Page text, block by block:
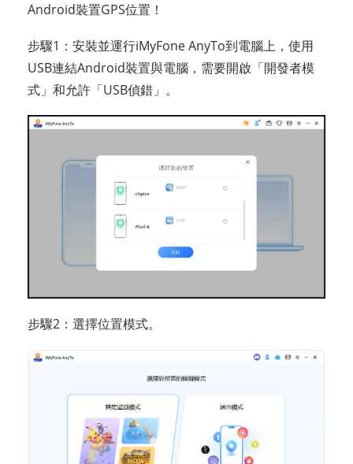
Android裝置GPS位置！
步驟1：安裝並運行iMyFone AnyTo到電腦上，使用
USB連結Android裝置與電腦，需要開啟「開發者模
式」和允許「USB偵錯」。
步驟2：選擇位置模式。